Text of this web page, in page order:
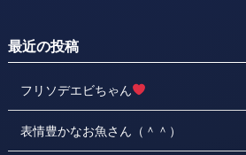
最近の投稿
フリソデエビちゃん
表情豊かなお魚さん（＾＾）